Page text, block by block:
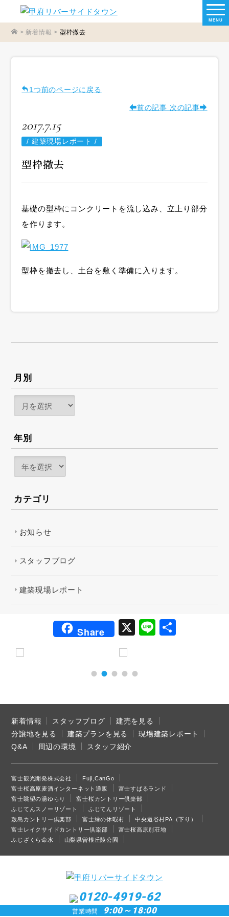
MENU
> 新着情報 > 型枠撤去
1つ前のページに戻る
前の記事 次の記事
2017.7.15
/ 建築現場レポート /
型枠撤去
基礎の型枠にコンクリートを流し込み、立上り部分
を作ります。
型枠を撤去し、土台を敷く準備に入ります。
月別
年別
カテゴリ
お知らせ
スタッフブログ
建築現場レポート
Share X
Li
新着情報 スタッフブログ
建売を見る
分譲地を見る
建築プランを見る
現場建築レポート
Q&A
周辺の環境 スタッフ紹介
富士観光開発株式会社
Fuji,CanGo
富士桜高原麦酒インターネット通販
富士すばるランド
富士眺望の湯ゆらり
富士桜カントリー倶楽部
ふじてんスノーリゾート
ふじてんリゾート
敷島カントリー倶楽部
富士緑の休暇村
中央道谷村PA（下り）
富士レイクサイドカントリー倶楽部
富士桜高原別荘地
ふじざくら命水
山梨県曽根丘陵公園
0120-4919-62
営業時間 9:00～18:00